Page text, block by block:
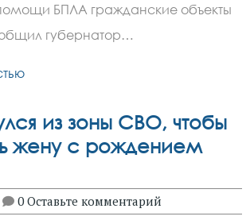
БПЛА гражданские объекты
губернатор…
из зоны СВО, чтобы
жену с рождением
0 Оставьте комментарий